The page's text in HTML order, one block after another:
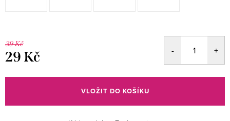
39 Kč
29 Kč
cena:
VLOŽIT DO KOŠÍKU